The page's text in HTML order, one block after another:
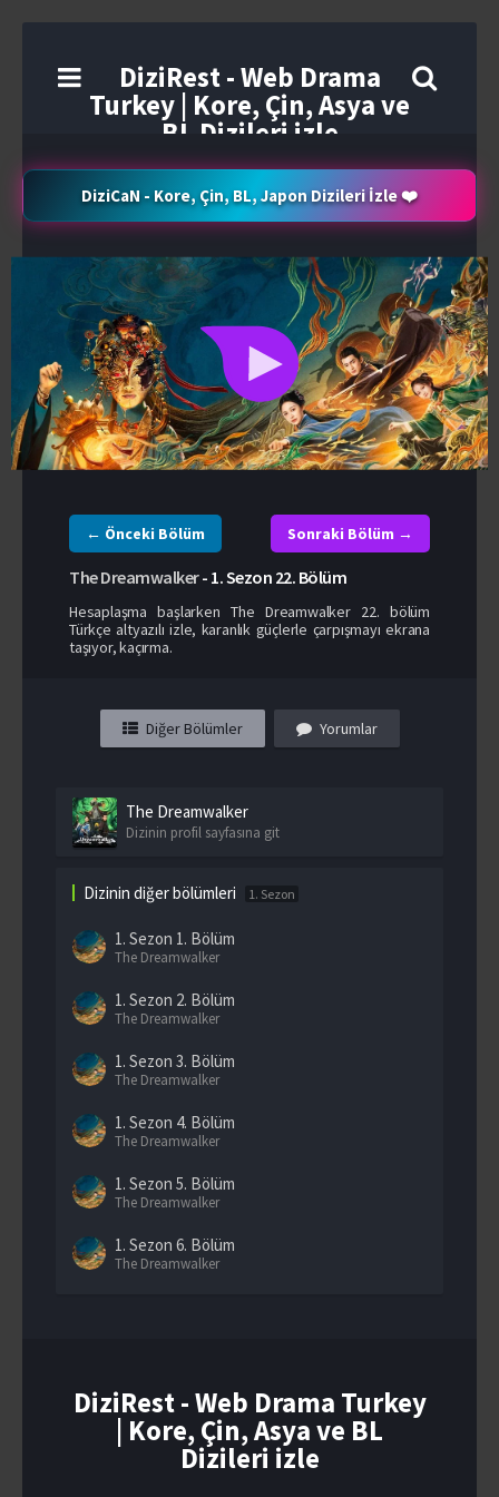
DiziRest - Web Drama
Turkey | Kore, Çin, Asya ve
BL Dizileri izle
DiziCaN - Kore, Çin, BL, Japon Dizileri İzle ❤️
← Önceki Bölüm Sonraki Bölüm →
The Dreamwalker- 1. Sezon 22. Bölüm
Hesaplaşma başlarken The Dreamwalker 22. bölüm
Türkçe altyazılı izle, karanlık güçlerle çarpışmayı ekrana
taşıyor, kaçırma.
Diğer Bölümler Yorumlar
The Dreamwalker
Dizinin profil sayfasına git
Dizinin diğer bölümleri 1. Sezon
1. Sezon 1. Bölüm
The Dreamwalker
1. Sezon 2. Bölüm
The Dreamwalker
1. Sezon 3. Bölüm
The Dreamwalker
1. Sezon 4. Bölüm
The Dreamwalker
1. Sezon 5. Bölüm
The Dreamwalker
1. Sezon 6. Bölüm
The Dreamwalker
1. Sezon9. Bölüm
The Dreamwalker
DiziRest - Web Drama Turkey
| Kore, Çin, Asya ve BL
Dizileri izle